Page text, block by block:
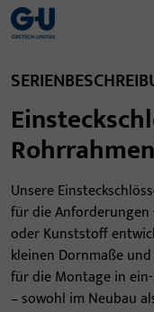
Unsere
für die Anforderungen
oder Kunststoff
kleinen Dornmaße
für die Montage in
– sowohl im Neubau